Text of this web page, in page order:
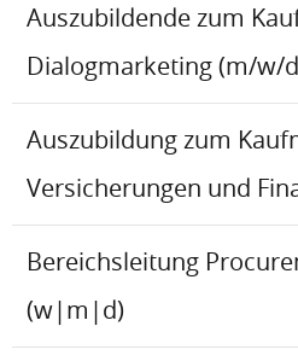
Auszubildende zum
Dialogmarketing (m/w/
Auszubildung zum
Versicherungen und
Bereichsleitung
(w|m|d)